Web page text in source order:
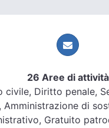
26 Aree di attività
civile, Diritto penale,
Amministrazione di
Gratuito